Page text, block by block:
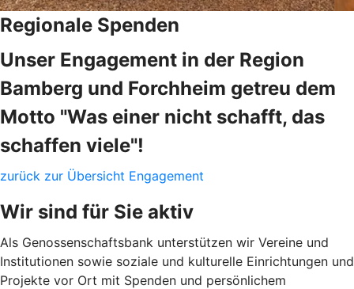
Regionale Spenden
Unser Engagement in der Region
Bamberg und Forchheim getreu dem
Motto "Was einer nicht schafft, das
schaffen viele"!
zurück zur Übersicht Engagement
Wir sind für Sie aktiv
Als Genossenschaftsbank unterstützen wir Vereine und
Institutionen sowie soziale und kulturelle Einrichtungen und
Projekte vor Ort mit Spenden und persönlichem